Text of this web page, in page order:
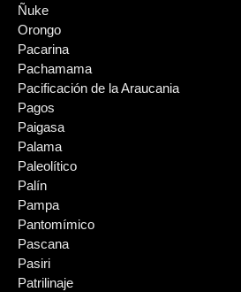
Ñuke
Orongo
Pacarina
Pachamama
Pacificación de la Araucania
Pagos
Paigasa
Palama
Paleolítico
Palín
Pampa
Pantomímico
Pascana
Pasiri
Patrilinaje